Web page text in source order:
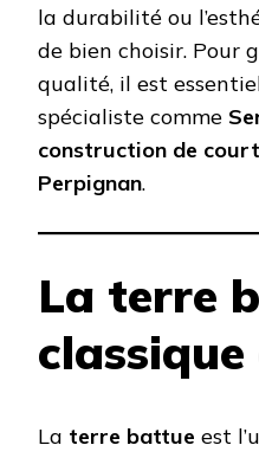
la durabilité ou
de bien choisir. Pour
qualité, il est
spécialiste comme
construction de
Perpignan.
La terre
La terre battue est